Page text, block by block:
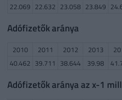
22.069 22.632 23.058 23.849
Adófizetők aránya
2010 2011 2012 2013
40.462 39.711 38.644 39.98
Adófizetők aránya az x-1